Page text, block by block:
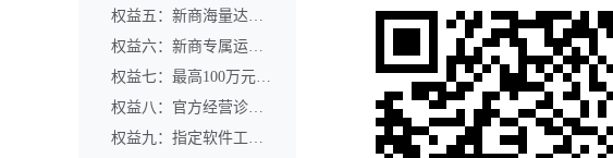
权益五：新商海量达人合作机会
权益六：新商专属运费险权益
权益七：最高100万元45天免息信用贷款
权益八：官方经营诊断工具永久免费使用
权益九：指定软件工具免费使用